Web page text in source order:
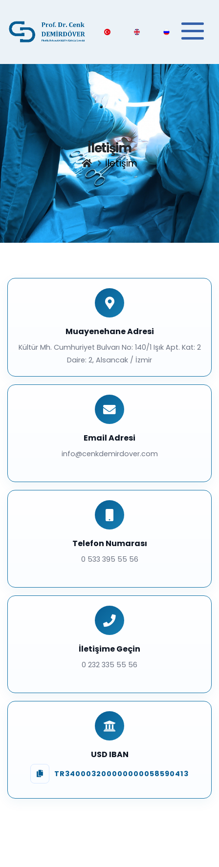
İletişim
İletişim
Muayenehane Adresi
Kültür Mh. Cumhuriyet Bulvarı No: 140/1 Işık Apt. Kat: 2
Daire: 2, Alsancak / İzmir
Email Adresi
info@cenkdemirdover.com
Telefon Numarası
0 533 395 55 56
İletişime Geçin
0 232 335 55 56
USD IBAN
TR340003200000000058590413